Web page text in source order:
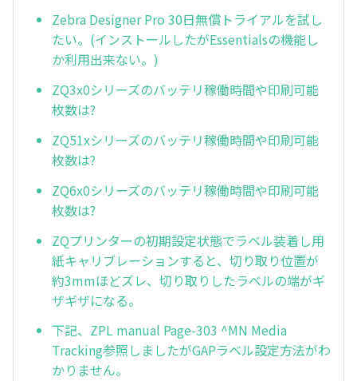
Zebra Designer Pro 30日無償トライアルを試し
たい。(インストールしたがEssentialsの機能し
か利用出来ない。)
ZQ3x0シリーズのバッテリ稼働時間や印刷可能
枚数は?
ZQ51xシリーズのバッテリ稼働時間や印刷可能
枚数は?
ZQ6x0シリーズのバッテリ稼働時間や印刷可能
枚数は?
ZQプリンターの初期設定状態でラベル装着し用
紙キャリブレーションすると、切り取り位置が
約3mmほどズレ、切り取りしたラベルの端がギ
ザギザになる。
下記、ZPL manual Page-303 ^MN Media
Tracking参照しましたがGAPラベル設定方法がわ
かりません。